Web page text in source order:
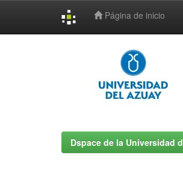
Página de inicio
Dspace de la Universidad